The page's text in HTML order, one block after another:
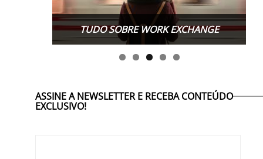
TUDO SOBRE WORK EXCHANGE
ASSINE A NEWSLETTER E RECEBA CONTEÚDO
EXCLUSIVO!